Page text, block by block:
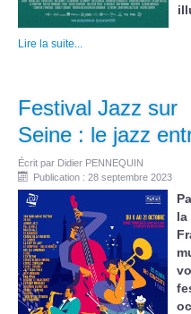
Lire la suite...
Festival Jazz sur
Seine : le jazz
Écrit par Didier PENNEQUIN
Publication : 28 septembre 2023